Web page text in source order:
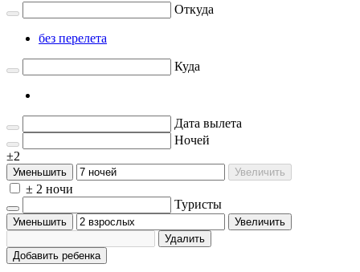
Откуда
без перелета
Куда
Дата вылета
Ночей
±2
Уменьшить Увеличить
± 2 ночи
Туристы
Уменьшить
Увеличить
Удалить
Добавить ребенка